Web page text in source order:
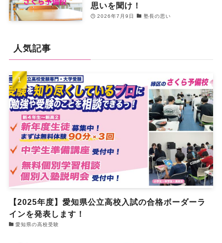
思いを聞け！
2026年7月9日 塾長の思い
人気記事
【2025年度】愛知県公立高校入試の合格ボーダーラ
インを発表します！
愛知県の高校受験